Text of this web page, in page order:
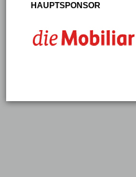
HAUPTSPONSOR